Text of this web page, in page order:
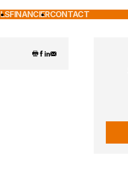
FINANCIERCONTACT